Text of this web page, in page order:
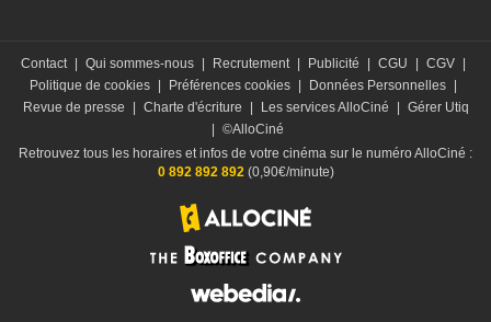
Contact | Qui sommes-nous | Recrutement | Publicité | CGU | CGV |
Politique de cookies | Préférences cookies | Données Personnelles |
Revue de presse
| Charte d'écriture | Les services AlloCiné | Gérer Utiq
| ©AlloCiné
Retrouvez tous les horaires et infos de votre cinéma sur le numéro AlloCiné :
0 892 892 892 (0,90€/minute)